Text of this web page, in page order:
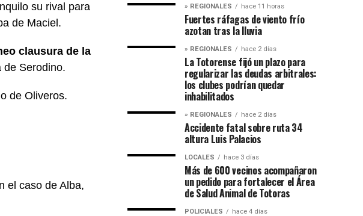
su rival para
de Maciel.
clausura de la
de Serodino.
de Oliveros.
el caso de Alba,
» REGIONALES hace 11 horas
Fuertes ráfagas de viento frío
azotan tras la lluvia
» REGIONALES hace 2 días
La Totorense fijó un plazo para
regularizar las deudas arbitrales:
los clubes podrían quedar
inhabilitados
» REGIONALES hace 2 días
Accidente fatal sobre ruta 34
altura Luis Palacios
LOCALES hace 3 días
Más de 600 vecinos acompañaron
un pedido para fortalecer el Área
de Salud Animal de Totoras
POLICIALES hace 4 días